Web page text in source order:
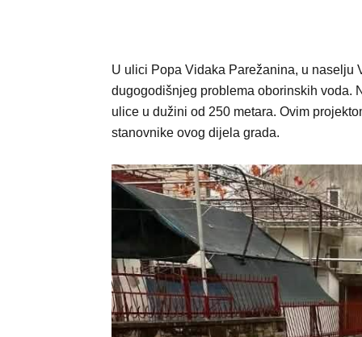
U ulici Popa Vidaka Parežanina, u naselju
dugogodišnjeg problema oborinskih voda.
ulice u dužini od 250 metara. Ovim
stanovnike ovog dijela grada.